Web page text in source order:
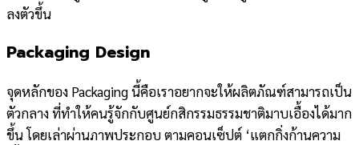
ลงตัวขึ้น
Packaging Design
จุดหลักของ Packaging นี้คือเราอยากจะให้ผลิตภัณฑ์สามารถเป็น
ตัวกลาง ที่ทำให้คนรู้จักกับศูนย์กสิกรรมธรรมชาติมาบเอื้องได้มาก
ขึ้น โดยเล่าผ่านภาพประกอบ ตามคอนเซ็ปต์ ‘แตกกิ่งก้านความ